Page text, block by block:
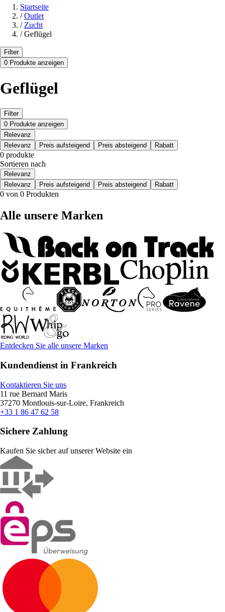
Startseite
/ Outlet
/ Zucht
/ Geflügel
Filter
0 Produkte anzeigen
Geflügel
Filter
0 Produkte anzeigen
Relevanz
Relevanz
Preis aufsteigend Preis absteigend Rabatt
0 produkte
Sortieren nach
Relevanz
Relevanz
Preis aufsteigend Preis absteigend Rabatt
0 von 0 Produkten
Alle unsere Marken
Entdecken Sie alle unsere Marken
Kundendienst in Frankreich
Kontaktieren Sie uns
11 rue Bernard Maris
37270 Montlouis-sur-Loire, Frankreich
+33 1 86 47 62 58
Sichere Zahlung
Kaufen Sie sicher auf unserer Website ein